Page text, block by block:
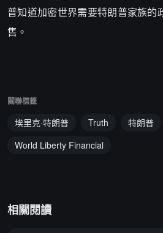
普知道加密世界需要特朗普家族的
售。
關聯標籤
埃里克·特朗普 Truth 特朗普
World Liberty Financial
相關閱讀